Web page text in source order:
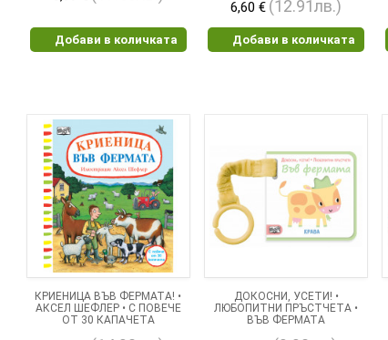
Добави в количката
6,60 € (12.91лв.)
Добави в количката
КРИЕНИЦА ВЪВ ФЕРМАТА! •
АКСЕЛ ШЕФЛЕР • С ПОВЕЧЕ
ОТ 30 КАПАЧЕТА
ДОКОСНИ, УСЕТИ! •
ЛЮБОПИТНИ ПРЪСТЧЕТА •
ВЪВ ФЕРМАТА